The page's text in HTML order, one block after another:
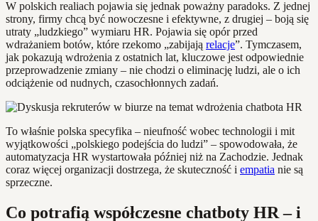
W polskich realiach pojawia się jednak poważny paradoks. Z jednej
strony, firmy chcą być nowoczesne i efektywne, z drugiej – boją się
utraty „ludzkiego” wymiaru HR. Pojawia się opór przed
wdrażaniem botów, które rzekomo „zabijają relacje”. Tymczasem,
jak pokazują wdrożenia z ostatnich lat, kluczowe jest odpowiednie
przeprowadzenie zmiany – nie chodzi o eliminację ludzi, ale o ich
odciążenie od nudnych, czasochłonnych zadań.
To właśnie polska specyfika – nieufność wobec technologii i mit
wyjątkowości „polskiego podejścia do ludzi” – spowodowała, że
automatyzacja HR wystartowała później niż na Zachodzie. Jednak
coraz więcej organizacji dostrzega, że skuteczność i empatia nie są
sprzeczne.
Co potrafią współczesne chatboty HR – i